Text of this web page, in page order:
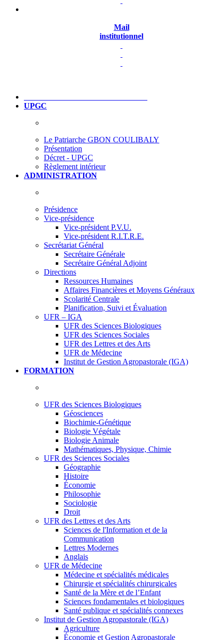
Mail
institutionnel
UPGC
Le Patriarche GBON COULIBALY
Présentation
Décret - UPGC
Règlement intérieur
ADMINISTRATION
Présidence
Vice-présidence
Vice-président P.V.U.
Vice-président R.I.T.R.E.
Secrétariat Général
Secrétaire Générale
Secrétaire Général Adjoint
Directions
Ressources Humaines
Affaires Financières et Moyens Généraux
Scolarité Centrale
Planification, Suivi et Évaluation
UFR – IGA
UFR des Sciences Biologiques
UFR des Sciences Sociales
UFR des Lettres et des Arts
UFR de Médecine
Institut de Gestion Agropastorale (IGA)
FORMATION
UFR des Sciences Biologiques
Géosciences
Biochimie-Génétique
Biologie Végétale
Biologie Animale
Mathématiques, Physique, Chimie
UFR des Sciences Sociales
Géographie
Histoire
Économie
Philosophie
Sociologie
Droit
UFR des Lettres et des Arts
Sciences de l'Information et de la
Communication
Lettres Modernes
Anglais
UFR de Médecine
Médecine et spécialités médicales
Chirurgie et spécialités chirurgicales
Santé de la Mère et de l’Enfant
Sciences fondamentales et biologiques
Santé publique et spécialités connexes
Institut de Gestion Agropastorale (IGA)
Agriculture
Économie et Gestion Agropastorale